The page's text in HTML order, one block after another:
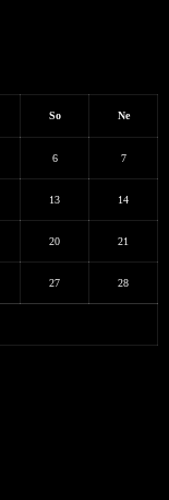
So Ne
6 7
13 14
20 21
27 28